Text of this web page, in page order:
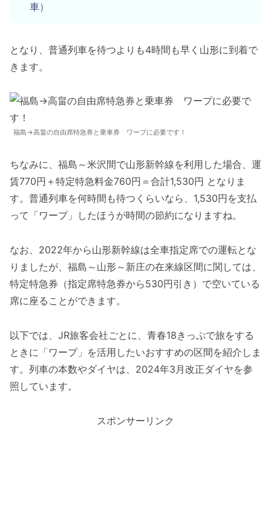
車）
となり、普通列車を待つよりも4時間も早く山形に到着で
きます。
福島→高畠の自由席特急券と乗車券 ワープに必要です！
ちなみに、福島～米沢間で山形新幹線を利用した場合、運
賃770円＋特定特急料金760円＝合計1,530円 となりま
す。普通列車を何時間も待つくらいなら、1,530円を支払
って「ワープ」したほうが時間の節約になりますね。
なお、2022年から山形新幹線は全車指定席での運転とな
りましたが、福島～山形～新庄の在来線区間に関しては、
特定特急券（指定席特急券から530円引き）で空いている
席に座ることができます。
以下では、JR旅客会社ごとに、青春18きっぷで旅をする
ときに「ワープ」を活用したいおすすめの区間を紹介しま
す。列車の本数やダイヤは、2024年3月改正ダイヤを参
照しています。
スポンサーリンク